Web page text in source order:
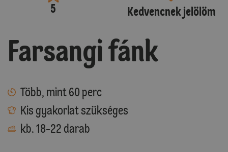
5 Kedvencnek jelölöm
Farsangi fánk
Több, mint 60 perc
Kis gyakorlat szükséges
kb. 18-22 darab